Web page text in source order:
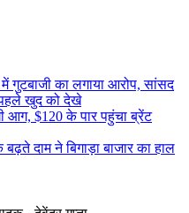
गुटबाजी का लगाया आरोप, सांसद
खुद को देखे
$120 के पार पहुंचा ब्रेंट
दाम ने बिगाड़ा बाजार का हाल